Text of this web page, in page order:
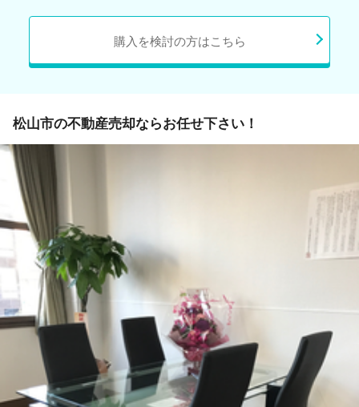
購入を検討の方はこちら
松山市の不動産売却ならお任せ下さい！